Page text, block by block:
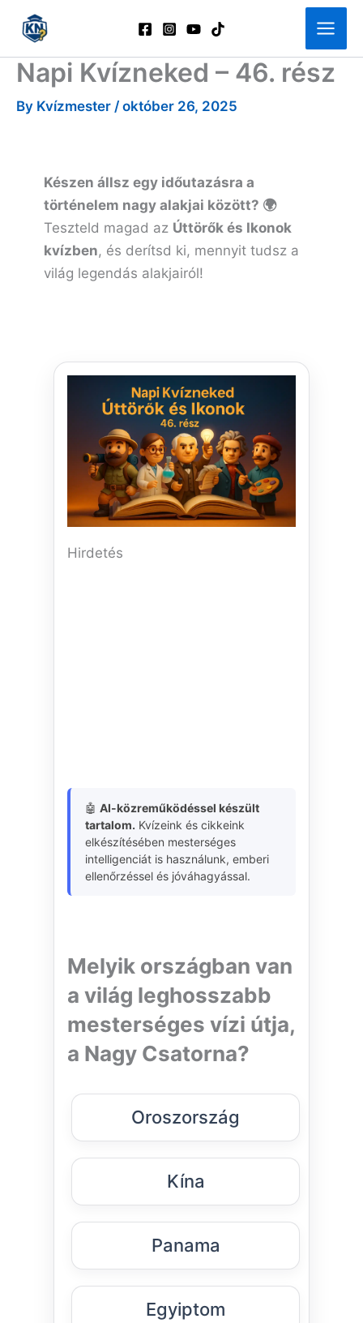
content
Napi Kvízneked – 46. rész
By Kvízmester / október 26, 2025
Készen állsz egy időutazásra a
történelem nagy alakjai között? 🌍
Teszteld magad az Úttörők és Ikonok
kvízben, és derítsd ki, mennyit tudsz a
világ legendás alakjairól!
Hirdetés
🤖 AI-közreműködéssel készült
tartalom. Kvízeink és cikkeink
elkészítésében mesterséges
intelligenciát is használunk, emberi
ellenőrzéssel és jóváhagyással.
Melyik országban van
a világ leghosszabb
mesterséges vízi útja,
a Nagy Csatorna?
Oroszország
Kína
Panama
Egyiptom